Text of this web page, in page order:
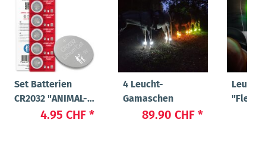
Set Batterien
CR2032 "ANIMAL-
LIGHT POWER"
4.95 CHF *
4 Leucht-
Gamaschen
89.90 CHF *
"Flex"